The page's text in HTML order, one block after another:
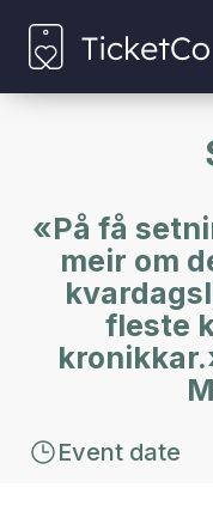
«På få
meir om
fleste
Event date